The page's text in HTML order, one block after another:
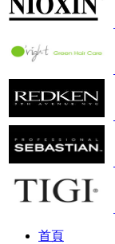
首頁